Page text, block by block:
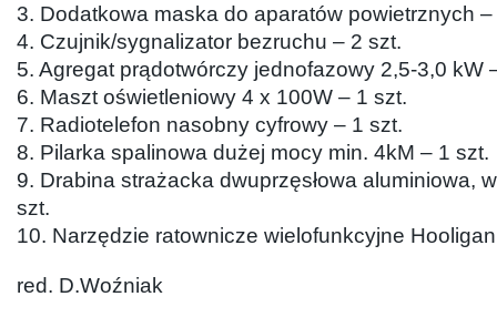
3. Dodatkowa maska do aparatów powietrznych –
4. Czujnik/sygnalizator bezruchu – 2 szt.
5. Agregat prądotwórczy jednofazowy 2,5-3,0 kW
6. Maszt oświetleniowy 4 x 100W – 1 szt.
7. Radiotelefon nasobny cyfrowy – 1 szt.
8. Pilarka spalinowa dużej mocy min. 4kM – 1 szt.
9. Drabina strażacka dwuprzęsłowa aluminiowa,
szt.
10. Narzędzie ratownicze wielofunkcyjne
red. D.Woźniak